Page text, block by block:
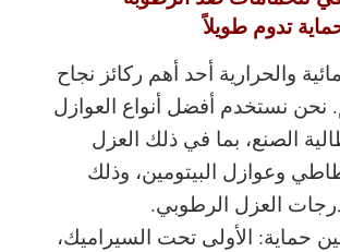
تدوم طويلاً
والحرارية أحد أهم ركائز نجاح
نحن نستخدم أفضل أنواع العوازل
الصنع، بما في ذلك العزل
وعوازل البيتومين، وذلك
العزل الرطوبي.
حماية: الأولى تحت السيراميك،